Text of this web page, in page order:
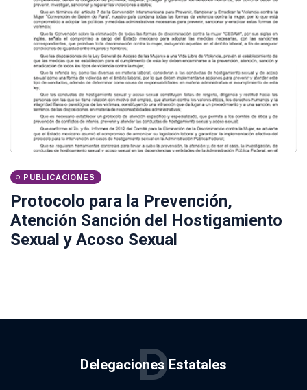
PUBLICACIONES
Protocolo para la Prevención,
Atención Sanción del Hostigamiento
Sexual y Acoso Sexual
Delegaciones Estatales
D